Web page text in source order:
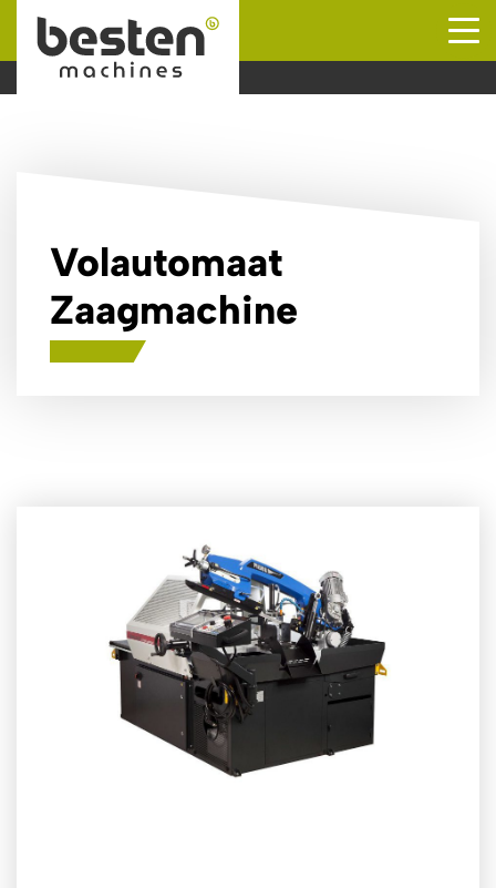
Naar hoofdinhoud
Volautomaat
Zaagmachine